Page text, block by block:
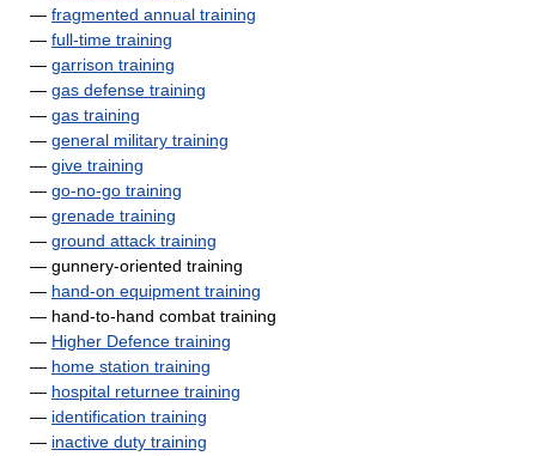
— fragmented annual training
— full-time training
— garrison training
— gas defense training
— gas training
— general military training
— give training
— go-no-go training
— grenade training
— ground attack training
— gunnery-oriented training
— hand-on equipment training
— hand-to-hand combat training
— Higher Defence training
— home station training
— hospital returnee training
— identification training
— inactive duty training